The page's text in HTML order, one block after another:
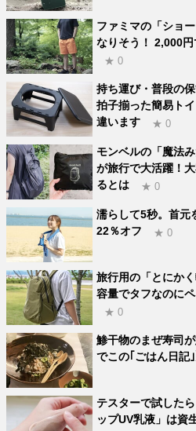
ファミマの「ショ
なりそう！ 2,000
★ 0
持ち運び・普段の
拍子揃った簡易ト
違います
★ 0
モンベルの「魔法
が旅行で大活躍！
るとは
★ 0
濡らして5秒。首元
22％オフ
★ 0
旅行用の「とにか
容量でタフなのに
★ 0
鯵干物のまぜ寿司
でこの｢ごはん日記｣
テスターで試した
ップUV乳液」は資